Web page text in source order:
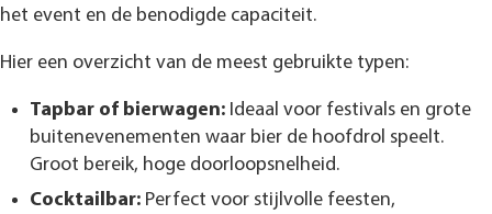
het event en de benodigde capaciteit.
Hier een overzicht van de meest gebruikte typen:
Tapbar of bierwagen: Ideaal voor festivals en grote
buitenevenementen waar bier de hoofdrol speelt.
Groot bereik, hoge doorloopsnelheid.
Cocktailbar: Perfect voor stijlvolle feesten,